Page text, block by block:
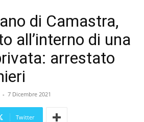
di Camastra,
all’interno di una
arrestato
- 7 Dicembre 2021
Twitter